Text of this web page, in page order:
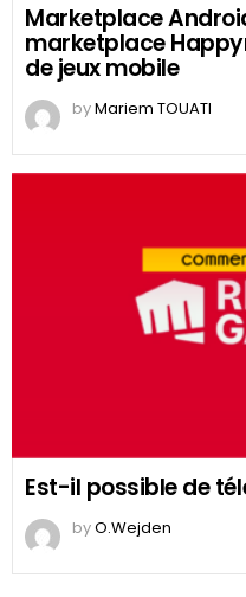
Marketplace
marketplace
de jeux mobile
byMariem TOUATI
Est-il possible de
byO.Wejden